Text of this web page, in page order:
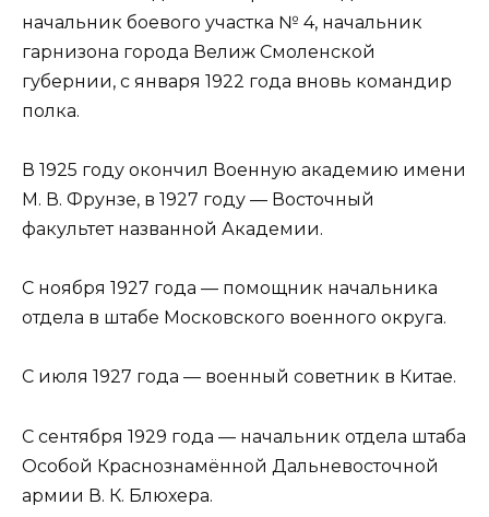
начальник боевого участка № 4, начальник
гарнизона города Велиж Смоленской
губернии, с января 1922 года вновь командир
полка.
В 1925 году окончил Военную академию имени
М. В. Фрунзе, в 1927 году — Восточный
факультет названной Академии.
С ноября 1927 года — помощник начальника
отдела в штабе Московского военного округа.
С июля 1927 года — военный советник в Китае.
С сентября 1929 года — начальник отдела штаба
Особой Краснознамённой Дальневосточной
армии В. К. Блюхера.